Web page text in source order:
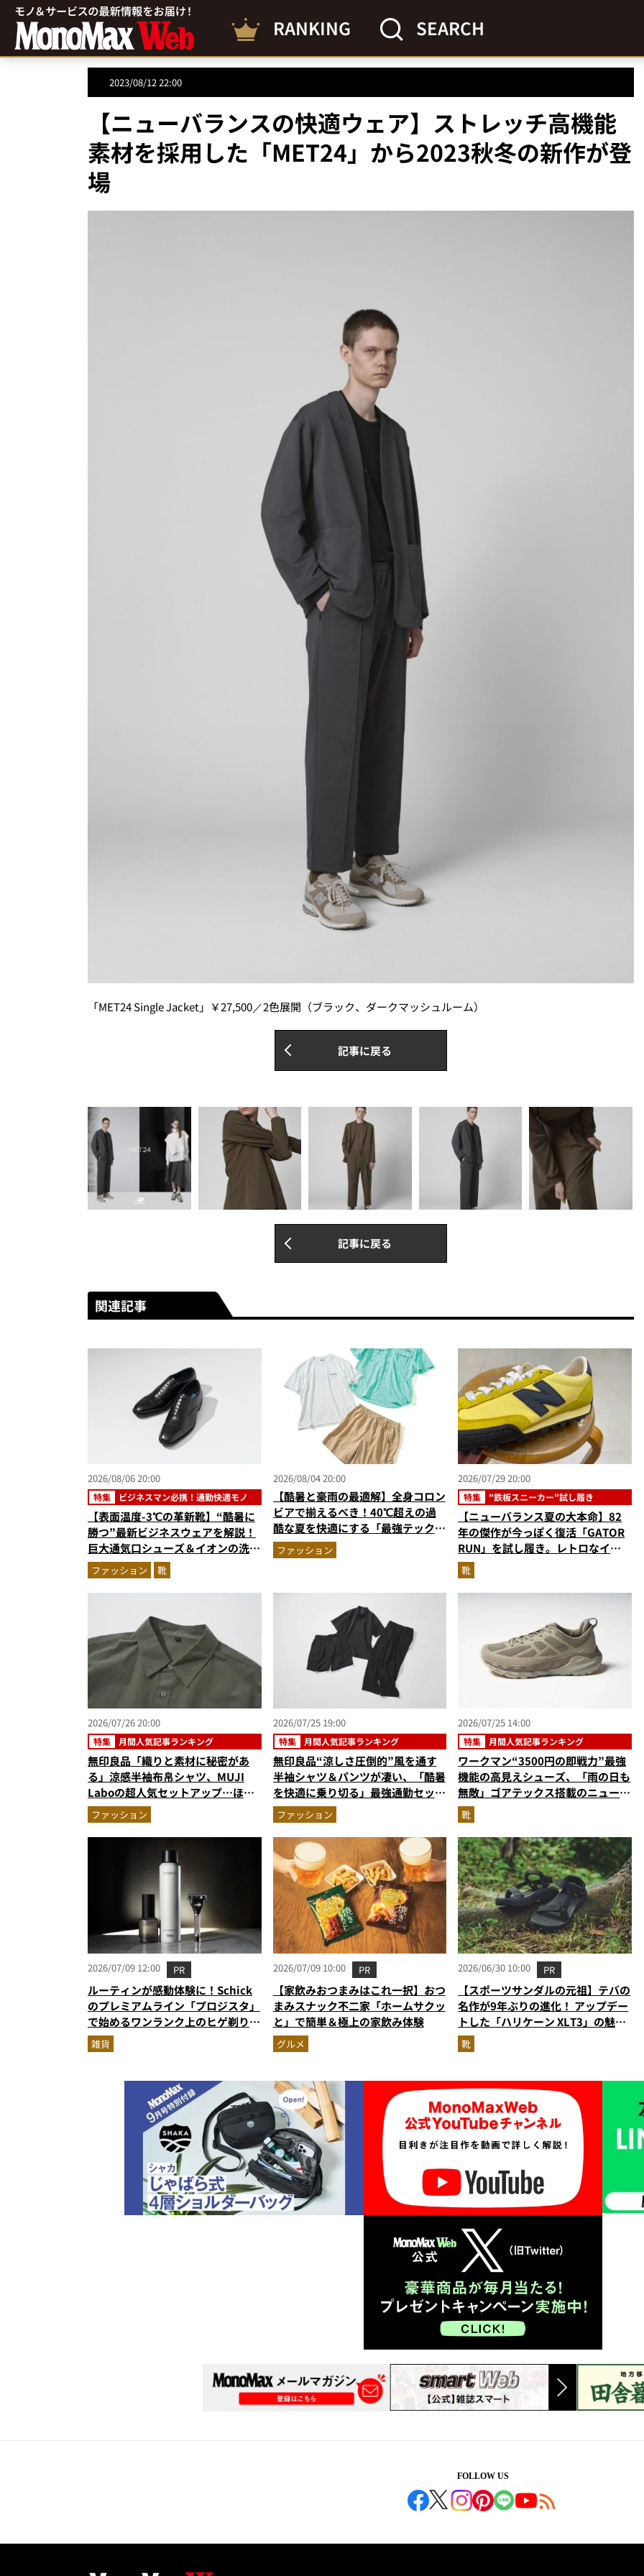
RANKING SEARCH
2023/08/12 22:00
【ニューバランスの快適ウェア】ストレッチ高機能
素材を採用した「MET24」から2023秋冬の新作が登
場
「MET24 Single Jacket」￥27,500／2色展開（ブラック、ダークマッシュルーム）
記事に戻る
記事に戻る
関連記事
2026/08/06 20:00
特集 ビジネスマン必携！通勤快適モノ
【表面温度-3℃の革新靴】“酷暑に
勝つ”最新ビジネスウェアを解説！
巨大通気口シューズ＆イオンの洗え
る1万円台セットアップほか
ファッション 靴
2026/08/04 20:00
【酷暑と豪雨の最適解】全身コロン
ビアで揃えるべき！40℃超えの過
酷な夏を快適にする「最強テックウ
エア」セットアップ
ファッション
2026/07/29 20:00
特集 "鉄板スニーカー"試し履き
【ニューバランス夏の大本命】82
年の傑作が今っぽく復活「GATOR
RUN」を試し履き。レトロなイエ
ローがたまらない！
靴
2026/07/26 20:00
特集 月間人気記事ランキング
無印良品「織りと素材に秘密があ
る」涼感半袖布帛シャツ、MUJI
Laboの超人気セットアップ…ほか
【夏シャツ・トップスの人気記事ラ
ンキングベスト3】（2026年6月
版）
ファッション
2026/07/25 19:00
特集 月間人気記事ランキング
無印良品“涼しさ圧倒的”風を通す
半袖シャツ＆パンツが凄い、「酷暑
を快適に乗り切る」最強通勤セット
アップ…ほか【涼感ウェアの人気記
事ランキングベスト3】（2026年6
月版）
ファッション
2026/07/25 14:00
特集 月間人気記事ランキング
ワークマン“3500円の即戦力”最強
機能の高見えシューズ、「雨の日も
無敵」ゴアテックス搭載のニューバ
ランス…ほか【防水スニーカーの人
気記事ランキングベスト3】（2026
年6月版）
靴
2026/07/09 12:00 PR
ルーティンが感動体験に！Schick
のプレミアムライン「プロジスタ」
で始めるワンランク上のヒゲ剃り習
慣
雑貨
2026/07/09 10:00 PR
【家飲みおつまみはこれ一択】おつ
まみスナック不二家「ホームサクッ
と」で簡単＆極上の家飲み体験
グルメ
2026/06/30 10:00 PR
【スポーツサンダルの元祖】テバの
名作が9年ぶりの進化！ アップデー
トした「ハリケーン XLT3」の魅力
を識者があらゆる角度から徹底解
説！
靴
FOLLOW US